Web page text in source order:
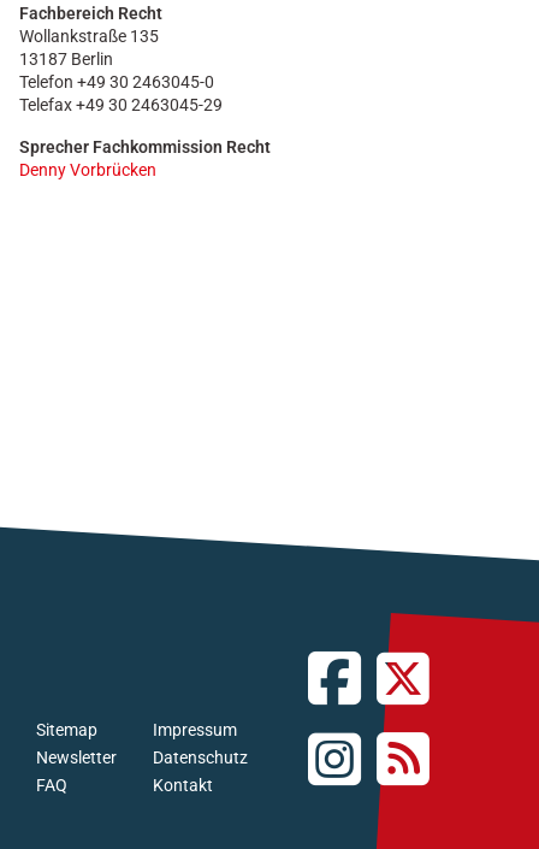
Fachbereich Recht
Wollankstraße 135
13187 Berlin
Telefon +49 30 2463045-0
Telefax +49 30 2463045-29
Sprecher Fachkommission Recht
Denny Vorbrücken
FAQ
Newsletter
Sitemap
Kontakt
Datenschutz
Impressum